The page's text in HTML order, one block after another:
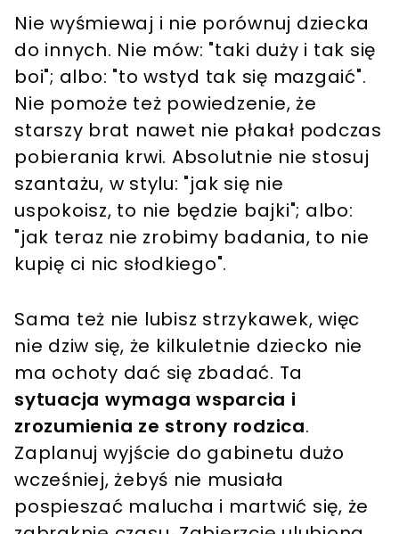
Nie wyśmiewaj i nie porównuj dziecka
do innych. Nie mów: "taki duży i tak się
boi"; albo: "to wstyd tak się mazgaić".
Nie pomoże też powiedzenie, że
starszy brat nawet nie płakał podczas
pobierania krwi. Absolutnie nie stosuj
szantażu, w stylu: "jak się nie
uspokoisz, to nie będzie bajki"; albo:
"jak teraz nie zrobimy badania, to nie
kupię ci nic słodkiego".
Sama też nie lubisz strzykawek, więc
nie dziw się, że kilkuletnie dziecko nie
ma ochoty dać się zbadać. Ta
sytuacja wymaga wsparcia i
zrozumienia ze strony rodzica.
Zaplanuj wyjście do gabinetu dużo
wcześniej, żebyś nie musiała
pospieszać malucha i martwić się, że